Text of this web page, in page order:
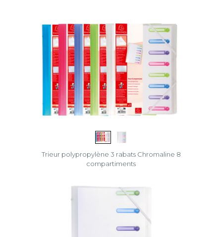
Trieur polypropylène 3 rabats Chromaline 8
compartiments